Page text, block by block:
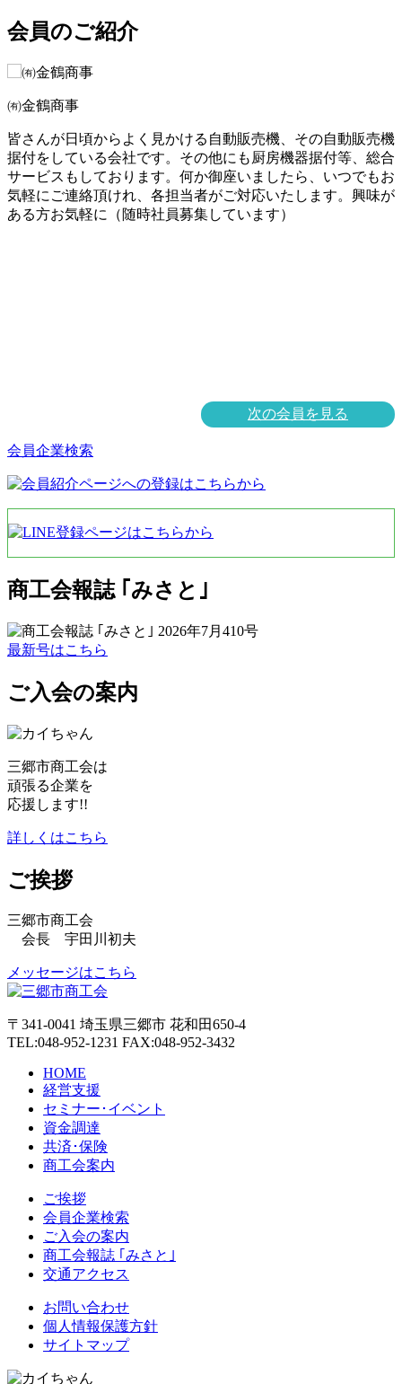
会員のご紹介
㈲金鶴商事
皆さんが日頃からよく見かける自動販売機、その自動販売機
据付をしている会社です。その他にも厨房機器据付等、総合
サービスもしております。何か御座いましたら、いつでもお
気軽にご連絡頂けれ、各担当者がご対応いたします。興味が
ある方お気軽に（随時社員募集しています）
次の会員を見る
会員企業検索
商工会報誌 ｢みさと｣
最新号はこちら
ご入会の案内
三郷市商工会は
頑張る企業を
応援します!!
詳しくはこちら
ご挨拶
三郷市商工会
会長 宇田川初夫
メッセージはこちら
〒341-0041 埼玉県三郷市 花和田650-4
TEL:048-952-1231 FAX:048-952-3432
HOME
経営支援
セミナー･イベント
資金調達
共済･保険
商工会案内
ご挨拶
会員企業検索
ご入会の案内
商工会報誌 ｢みさと｣
交通アクセス
お問い合わせ
個人情報保護方針
サイトマップ